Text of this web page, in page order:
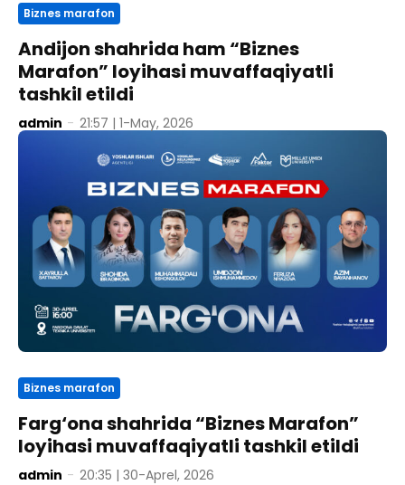
Biznes marafon
Andijon shahrida ham “Biznes
Marafon” loyihasi muvaffaqiyatli
tashkil etildi
admin - 21:57 | 1-May, 2026
Biznes marafon
Farg‘ona shahrida “Biznes Marafon”
loyihasi muvaffaqiyatli tashkil etildi
admin - 20:35 | 30-Aprel, 2026